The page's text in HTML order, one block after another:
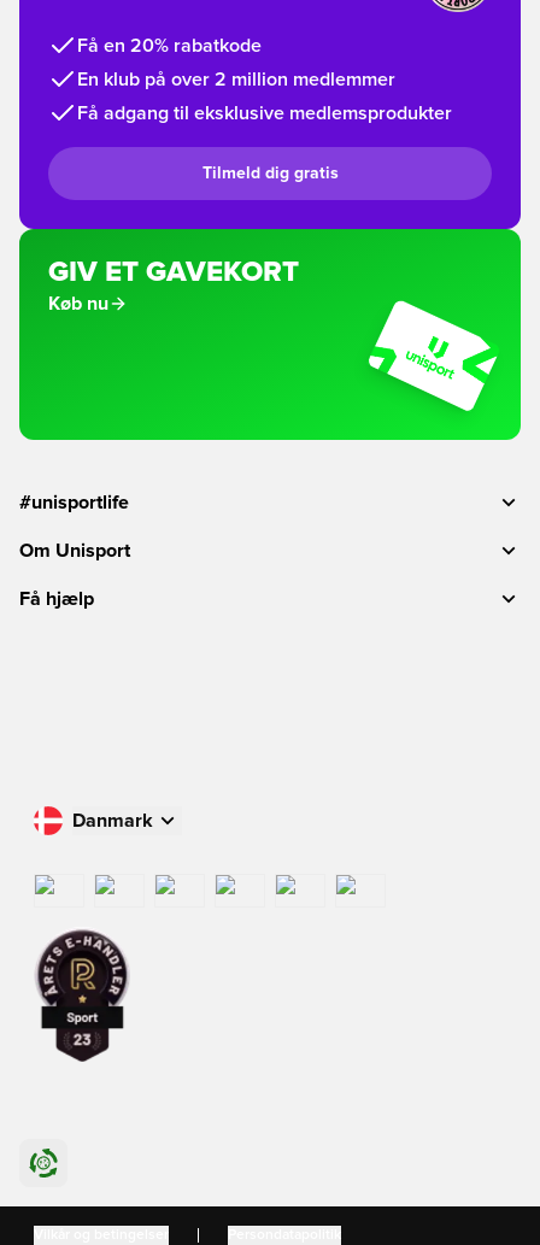
Få en 20% rabatkode
En klub på over 2 million medlemmer
Få adgang til eksklusive medlemsprodukter
Tilmeld dig gratis
GIV ET GAVEKORT
Køb nu
#unisportlife
Om Unisport
Få hjælp
Danmark
International